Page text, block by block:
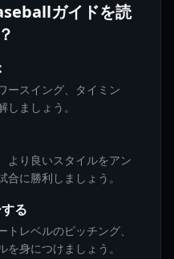
ガイドを読
ースイング、タイミン
ましょう。
より良いスタイルをアン
に勝利しましょう。
る
レベルのピッチング、
身につけましょう。